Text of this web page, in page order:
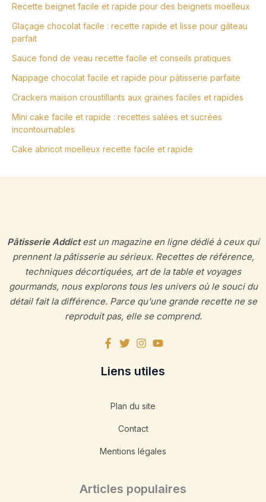
Recette beignet facile et rapide pour des beignets moelleux
Glaçage chocolat facile : recette rapide et lisse pour gâteau
parfait
Sauce fond de veau recette facile et conseils pratiques
Nappage chocolat facile et rapide pour pâtisserie parfaite
Crackers maison croustillants aux graines faciles et rapides
Mini cake facile et rapide : recettes salées et sucrées
incontournables
Cake abricot moelleux recette facile et rapide
Pâtisserie Addictest un magazine en ligne dédié à ceux qui
prennent la pâtisserie au sérieux. Recettes de référence,
techniques décortiquées, art de la table et voyages
gourmands, nous explorons tous les univers où le souci du
détail fait la différence. Parce qu'une grande recette ne se
reproduit pas, elle se comprend.
Liens utiles
Plan du site
Contact
Mentions légales
Articles populaires